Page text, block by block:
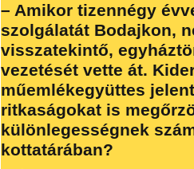
– Amikor tizennégy
szolgálatát Bodajkon,
visszatekintő,
vezetését vette át.
műemlékegyüttes
ritkaságokat is
különlegességnek
kottatárában?